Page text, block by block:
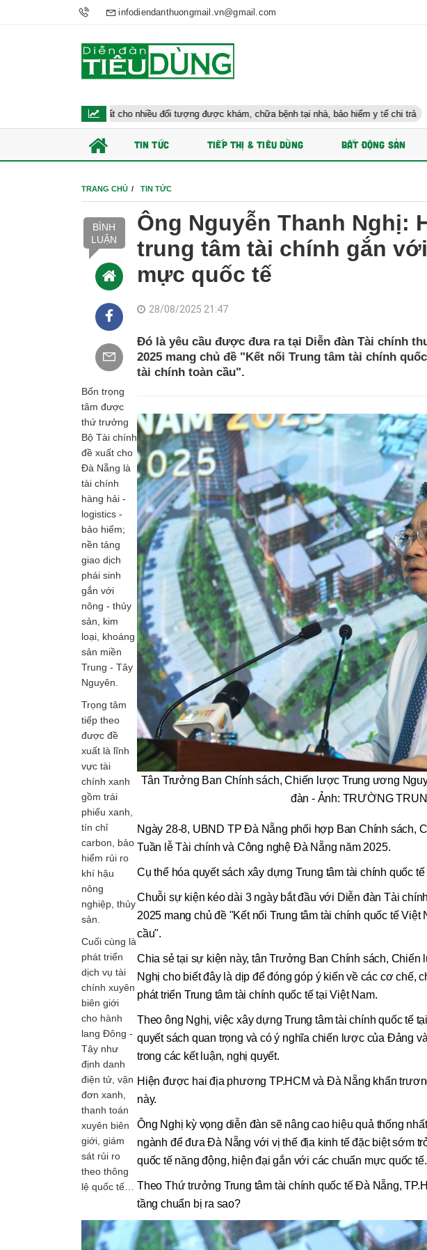
infodiendanthuongmail.vn@gmail.com
tế đề xuất cho nhiều đối tượng được khám, chữa bệnh tại nhà, bảo hiểm y tế chi trả Hoàn
TIN TỨC TIẾP THỊ & TIÊU DÙNG BẤT ĐỘNG SẢN
TRANG CHỦ TIN TỨC
BÌNH
LUẬN
Ông Nguyễn Thanh Nghị:
trung tâm tài chính gắn
mực quốc tế
28/08/2025 21:47
Đó là yêu cầu được đưa ra tại Diễn đàn Tài chính
2025 mang chủ đề "Kết nối Trung tâm tài chính
tài chính toàn cầu".
Tân Trưởng Ban Chính sách, Chiến lược Trung ương
đàn - Ảnh: TRƯỜNG
Ngày 28-8, UBND TP Đà Nẵng phối hợp Ban Chính sách,
Tuần lễ Tài chính và Công nghệ Đà Nẵng năm 2025.
Cụ thể hóa quyết sách xây dựng Trung tâm tài chính quốc
Chuỗi sự kiện kéo dài 3 ngày bắt đầu với Diễn đàn Tài
2025 mang chủ đề "Kết nối Trung tâm tài chính quốc tế
cầu".
Chia sẻ tại sự kiện này, tân Trưởng Ban Chính sách,
Nghị cho biết đây là dịp để đóng góp ý kiến về các cơ chế,
phát triển Trung tâm tài chính quốc tế tại Việt Nam.
Theo ông Nghị, việc xây dựng Trung tâm tài chính quốc tế
quyết sách quan trọng và có ý nghĩa chiến lược của Đảng
trong các kết luận, nghị quyết.
Hiện được hai địa phương TP.HCM và Đà Nẵng khẩn
này.
Ông Nghị kỳ vọng diễn đàn sẽ nâng cao hiệu quả thống
ngành để đưa Đà Nẵng với vị thế địa kinh tế đặc biệt sớm
quốc tế năng động, hiện đại gắn với các chuẩn mực quốc tế.
Theo Thứ trưởng Trung tâm tài chính quốc tế Đà Nẵng,
tầng chuẩn bị ra sao?
Bốn trọng
tâm được
thứ trưởng
Bộ Tài chính
đề xuất cho
Đà Nẵng là
tài chính
hàng hải -
logistics -
bảo hiểm;
nền tảng
giao dịch
phái sinh
gắn với
nông - thủy
sản, kim
loại, khoáng
sản miền
Trung - Tây
Nguyên.
Trọng tâm
tiếp theo
được đề
xuất là lĩnh
vực tài
chính xanh
gồm trái
phiếu xanh,
tín chỉ
carbon, bảo
hiểm rủi ro
khí hậu
nông
nghiệp, thủy
sản.
Cuối cùng là
phát triển
dịch vụ tài
chính xuyên
biên giới
cho hành
lang Đông -
Tây như
định danh
điện tử, vận
đơn xanh,
thanh toán
xuyên biên
giới, giám
sát rủi ro
theo thông
lệ quốc tế…